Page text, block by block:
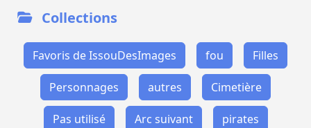
Collections
Favoris de IssouDesImages fou Filles
Personnages autres Cimetière
Pas utilisé Arc suivant pirates